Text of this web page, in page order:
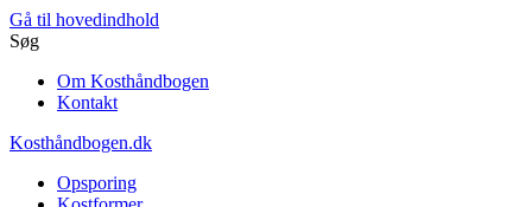
Gå til hovedindhold
Søg
Om Kosthåndbogen
Kontakt
Kosthåndbogen.dk
Opsporing